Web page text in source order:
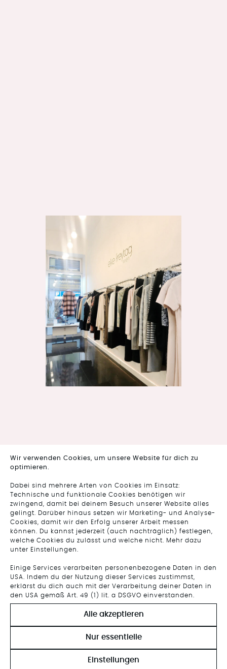
Wir verwenden Cookies, um unsere Website für dich zu
optimieren.
Dabei sind mehrere Arten von Cookies im Einsatz:
Technische und funktionale Cookies benötigen wir
zwingend, damit bei deinem Besuch unserer Website alles
gelingt. Darüber hinaus setzen wir Marketing- und Analyse-
Cookies, damit wir den Erfolg unserer Arbeit messen
können. Du kannst jederzeit (auch nachträglich) festlegen,
welche Cookies du zulässt und welche nicht. Mehr dazu
unter Einstellungen.
Einige Services verarbeiten personenbezogene Daten in den
USA. Indem du der Nutzung dieser Services zustimmst,
erklärst du dich auch mit der Verarbeitung deiner Daten in
den USA gemäß Art. 49 (1) lit. a DSGVO einverstanden.
Alle akzeptieren
Nur essentielle
Einstellungen